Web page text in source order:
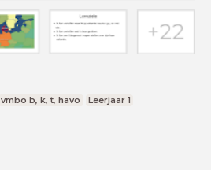
vmbo b, k, t, havo Leerjaar 1